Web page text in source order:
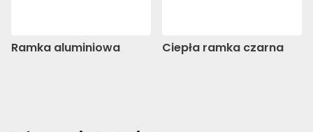
Ramka aluminiowa Ciepła ramka czarna